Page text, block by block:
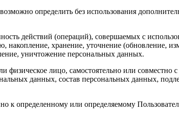
определить без использования
действий (операций), совершаемых с
хранение, уточнение (обновление,
уничтожение персональных данных.
физическое лицо, самостоятельно или
данных, состав персональных данных,
определенному или определяемому